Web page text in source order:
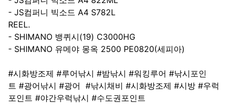
- JS컴퍼니 빅소드 A4 S782L
REEL.
- SHIMANO 뱅퀴시(19) C3000HG
- SHIMANO 유메야 몽옥 2500 PE0820(세피아)
#시화방조제 #루어낚시 #밤낚시 #워킹루어 #낚시포인
트 #광어낚시 #광어 #낚시채비 #시화방조제 #시방 #우럭
포인트 #야간우럭낚시 #수도권포인트